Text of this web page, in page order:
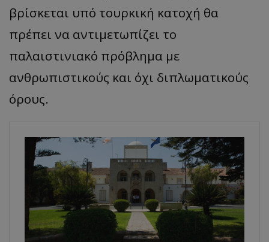
βρίσκεται υπό τουρκική κατοχή θα
πρέπει να αντιμετωπίζει το
παλαιστινιακό πρόβλημα με
ανθρωπιστικούς και όχι διπλωματικούς
όρους.